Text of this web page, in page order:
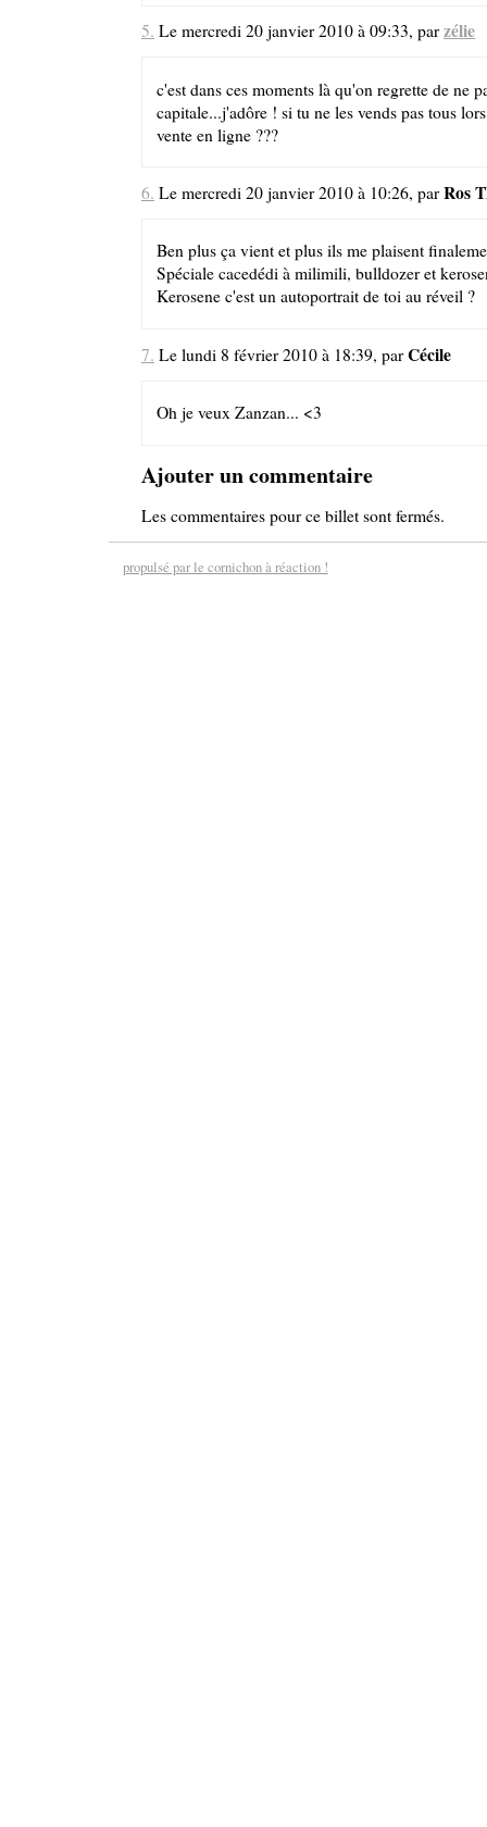
5. Le mercredi 20 janvier 2010 à 09:33, parzélie
c'est dans ces moments là qu'on regrette de ne
capitale...j'adôre ! si tu ne les vends pas tous
vente en ligne ???
6. Le mercredi 20 janvier 2010 à 10:26, parRos
Ben plus ça vient et plus ils me plaisent
Spéciale cacedédi à milimili, bulldozer et
Kerosene c'est un autoportrait de toi au réveil ?
7. Le lundi 8 février 2010 à 18:39, parCécile
Oh je veux Zanzan... <3
Ajouter un commentaire
Les commentaires pour ce billet sont fermés.
propulsé par le cornichon à réaction !